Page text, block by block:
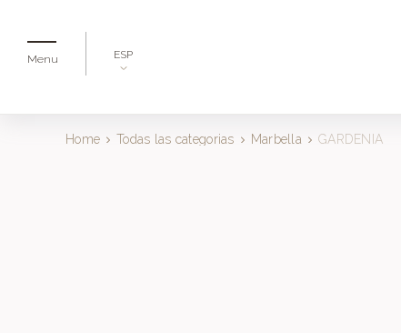
Menu
ESP
Home Todas las categorias Marbella GARDENIA